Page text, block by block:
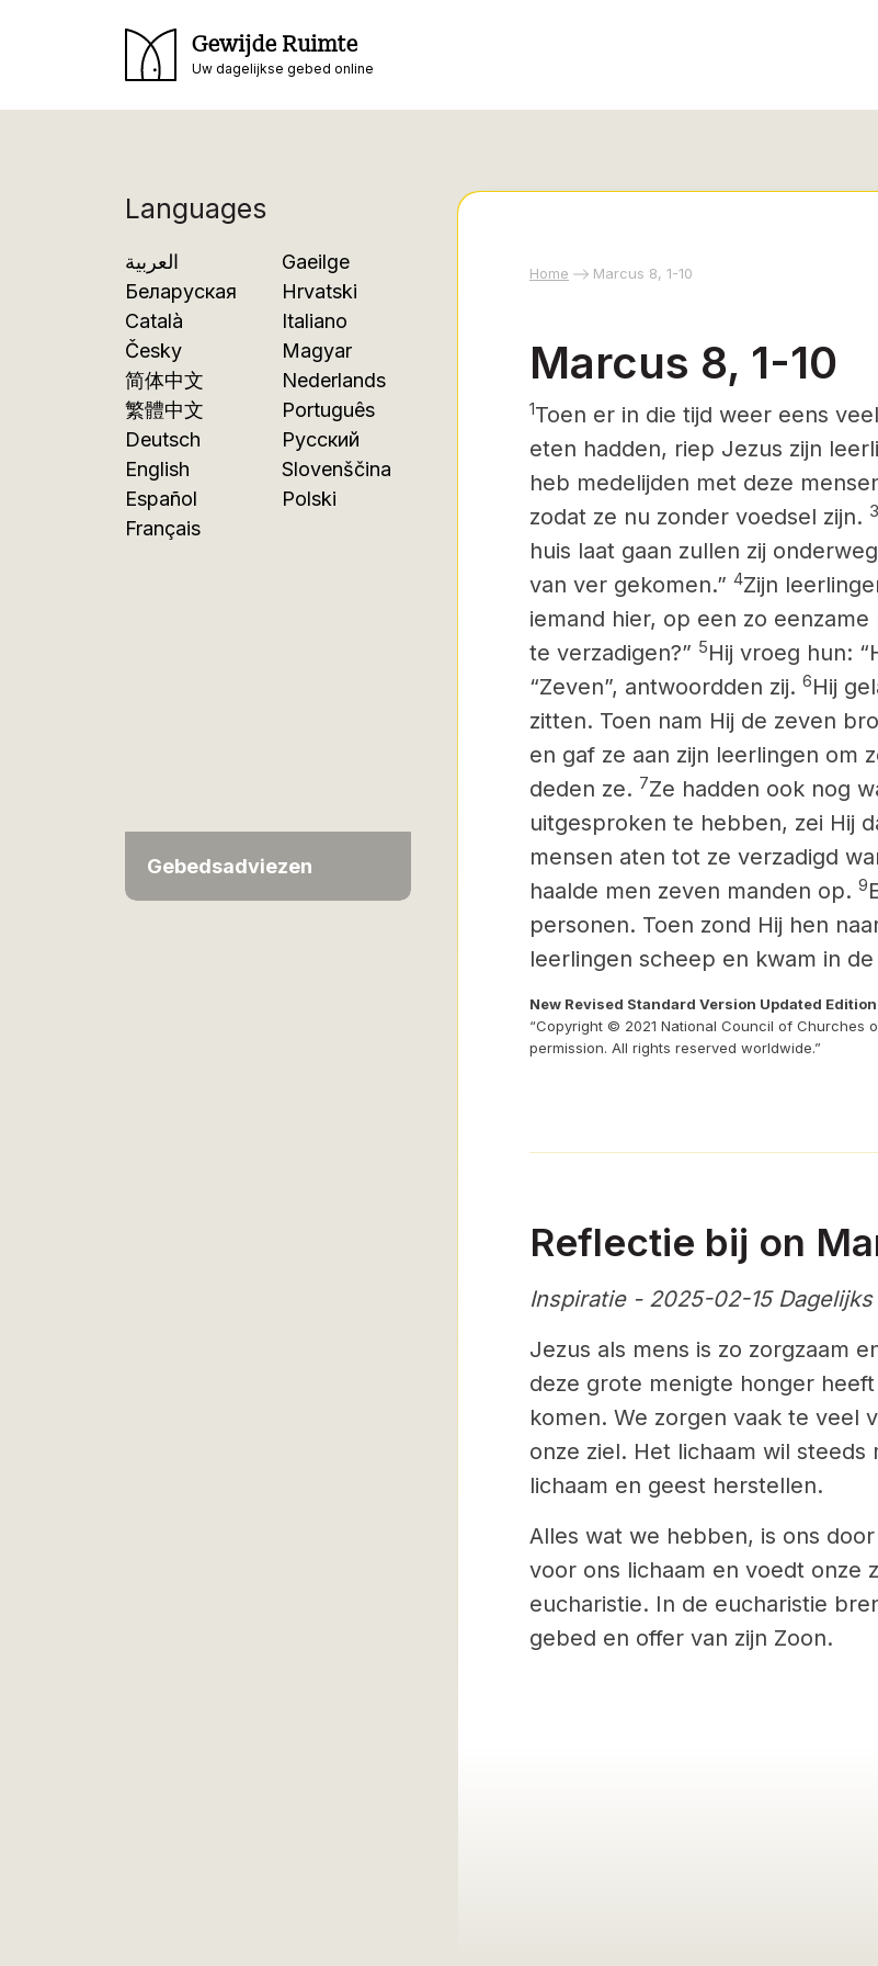
Gewijde Ruimte
Uw dagelijkse gebed online
Languages
العربية
Беларуская
Català
Česky
简体中文
繁體中文
Deutsch
English
Español
Français
Gaeilge
Hrvatski
Italiano
Magyar
Nederlands
Português
Русский
Slovenščina
Polski
Gebedsadviezen
Home Marcus 8, 1-10
Marcus 8, 1-10
1Toen er in die tijd weer eens
eten hadden, riep Jezus zijn
heb medelijden met deze
zodat ze nu zonder voedsel zijn. 3
huis laat gaan zullen zij
van ver gekomen.” 4Zijn
iemand hier, op een zo
te verzadigen?” 5Hij vroeg hun:
“Zeven”, antwoordden zij. 6Hij
zitten. Toen nam Hij de zeven
en gaf ze aan zijn leerlingen om
deden ze. 7Ze hadden ook nog
uitgesproken te hebben, zei Hij
mensen aten tot ze verzadigd
haalde men zeven manden op. 9
personen. Toen zond Hij hen
leerlingen scheep en kwam in
New Revised Standard Version Updated Edition
“Copyright © 2021 National Council of Churches
permission. All rights reserved worldwide.”
Reflectie bij on
Inspiratie - 2025-02-15 Dagelijks
Jezus als mens is zo zorgzaam
deze grote menigte honger
komen. We zorgen vaak te veel
onze ziel. Het lichaam wil
lichaam en geest herstellen.
Alles wat we hebben, is ons
voor ons lichaam en voedt onze
eucharistie. In de eucharistie
gebed en offer van zijn Zoon.